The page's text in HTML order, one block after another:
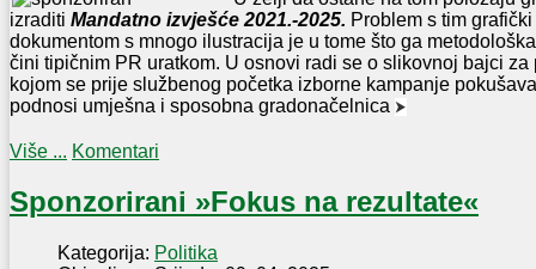
izraditi Mandatno izvješće 2021.-2025. Problem s tim
dokumentom s mnogo ilustracija je u tome što ga
čini tipičnim PR uratkom. U osnovi radi se o slikovnoj bajci
kojom se prije službenog početka izborne kampanje
podnosi umješna i sposobna gradonačelnica ⮞
Više ... Komentari
Sponzorirani »Fokus na rezultate«
Kategorija: Politika